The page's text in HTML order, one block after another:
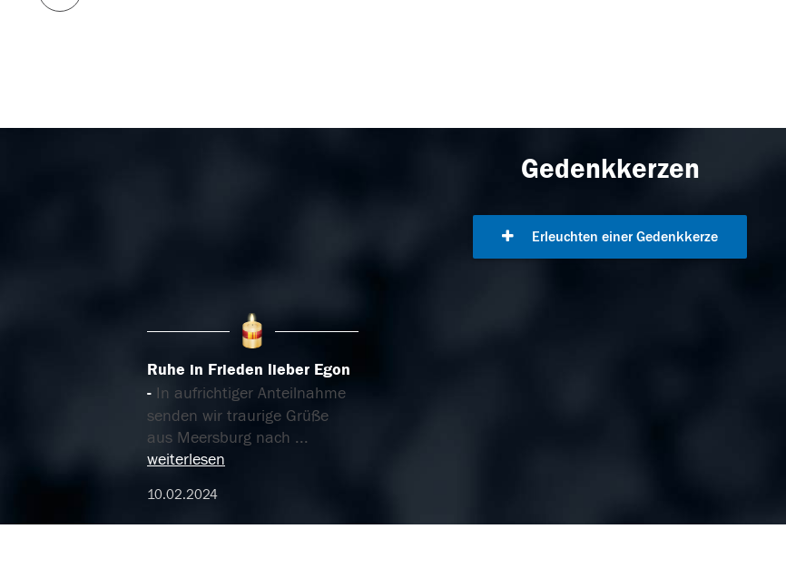
Gedenkkerzen
Erleuchten einer Gedenkkerze
Ruhe in Frieden lieber Egon
In aufrichtiger Anteilnahme
senden wir traurige Grüße
aus Meersburg nach ...
weiterlesen
10.02.2024